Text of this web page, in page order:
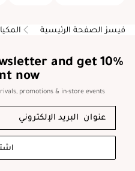
تتركين علامة أم تحبين الرقي
فيسز الصفحة الرئيسية
and get 10%
now
promotions & in-store events